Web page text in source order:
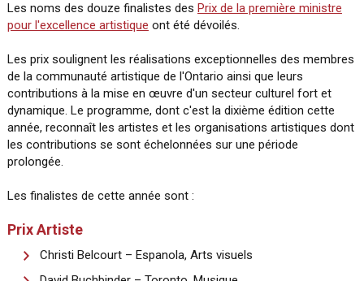
Les noms des douze finalistes des Prix de la première ministre
pour l'excellence artistique ont été dévoilés.
Les prix soulignent les réalisations exceptionnelles des membres
de la communauté artistique de l'Ontario ainsi que leurs
contributions à la mise en œuvre d'un secteur culturel fort et
dynamique. Le programme, dont c'est la dixième édition cette
année, reconnaît les artistes et les organisations artistiques dont
les contributions se sont échelonnées sur une période
prolongée.
Les finalistes de cette année sont :
Prix Artiste
Christi Belcourt – Espanola, Arts visuels